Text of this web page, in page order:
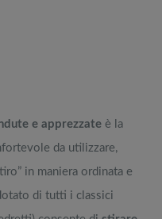
e apprezzate è la
da utilizzare,
in maniera ordinata e
di tutti i classici